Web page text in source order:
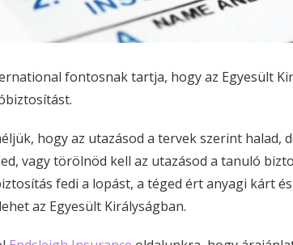
fontosnak tartja, hogy az Egyesült
hogy az utazásod a tervek szerint halad,
vagy törölnöd kell az utazásod a tanuló
fedi a lopást, a téged ért anyagi kárt
az Egyesült Királyságban.